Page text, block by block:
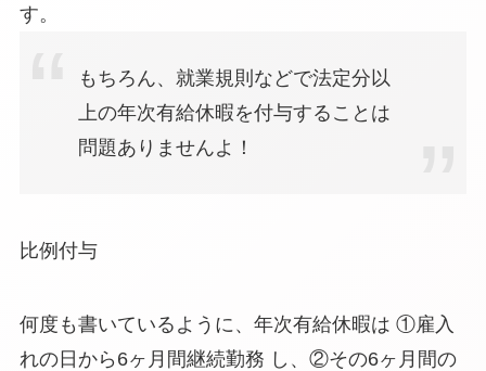
す。
もちろん、就業規則などで法定分以
上の年次有給休暇を付与することは
問題ありませんよ！
比例付与
何度も書いているように、年次有給休暇は ①雇入
れの日から6ヶ月間継続勤務 し、②その6ヶ月間の